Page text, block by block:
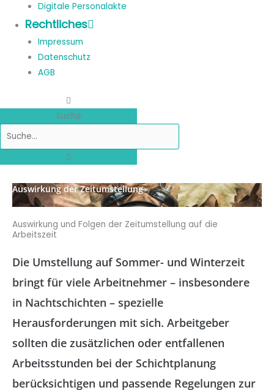
Digitale Personalakte
Rechtliches
Impressum
Datenschutz
AGB
Suche
Auswirkung der Zeitumstellung
Auswirkung und Folgen der Zeitumstellung auf die
Arbeitszeit
Die Umstellung auf Sommer- und Winterzeit
bringt für viele Arbeitnehmer – insbesondere
in Nachtschichten – spezielle
Herausforderungen mit sich. Arbeitgeber
sollten die zusätzlichen oder entfallenen
Arbeitsstunden bei der Schichtplanung
berücksichtigen und passende Regelungen zur